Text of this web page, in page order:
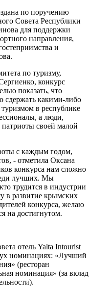
по поручению
Совета Республики
для поддержки
направления,
и
по туризму,
конкурс
показать, что
сдержать какими-либо
в республике
а люди,
своей малой
с каждым годом,
- отметила Оксана
конкурса нам сложно
лучших. Мы
трудится в индустрии
в развитие крымских
конкурса, желаю
на достигнутом.
отель Yalta Intourist
номинациях: «Лучший
(ресторан
номинация» (за вклад